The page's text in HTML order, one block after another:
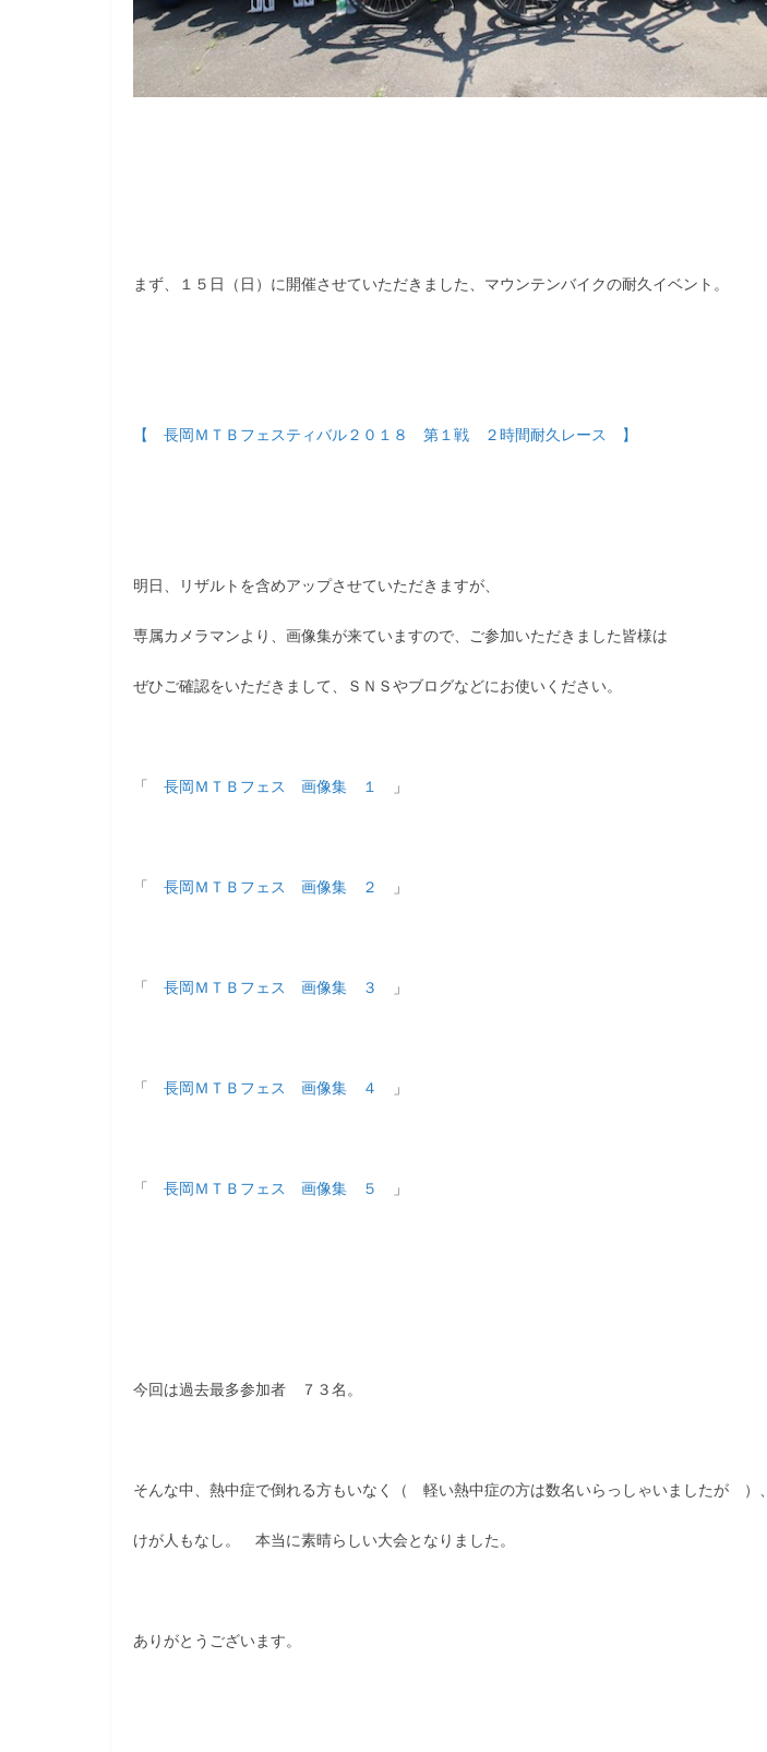
まず、１５日（日）に開催させていただきました、マウンテンバイクの耐久イベント。
【 長岡ＭＴＢフェスティバル２０１８ 第１戦 ２時間耐久レース 】
明日、リザルトを含めアップさせていただきますが、
専属カメラマンより、画像集が来ていますので、ご参加いただきました皆様は
ぜひご確認をいただきまして、ＳＮＳやブログなどにお使いください。
「 長岡ＭＴＢフェス 画像集 １ 」
「 長岡ＭＴＢフェス 画像集 ２ 」
「 長岡ＭＴＢフェス 画像集 ３ 」
「 長岡ＭＴＢフェス 画像集 ４ 」
「 長岡ＭＴＢフェス 画像集 ５ 」
今回は過去最多参加者 ７３名。
そんな中、熱中症で倒れる方もいなく（ 軽い熱中症の方は数名いらっしゃいましたが ）、
けが人もなし。 本当に素晴らしい大会となりました。
ありがとうございます。